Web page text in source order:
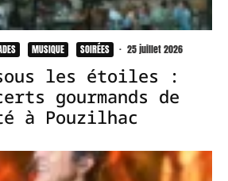
MUSIQUE SOIRÉES · 25 juillet 2026
les étoiles :
gourmands de
à Pouzilhac